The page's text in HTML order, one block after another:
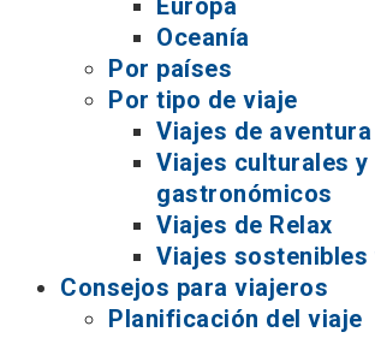
Europa
Oceanía
Por países
Por tipo de viaje
Viajes de aventura
Viajes culturales y
gastronómicos
Viajes de Relax
Viajes
Consejos para viajeros
Planificación del viaje